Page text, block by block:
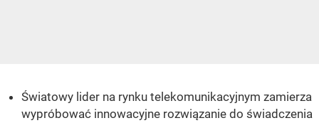
Światowy lider na rynku telekomunikacyjnym zamierza
wypróbować innowacyjne rozwiązanie do świadczenia